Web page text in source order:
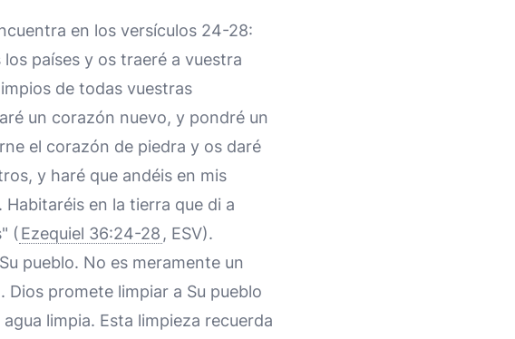
en los versículos 24-28:
países y os traeré a vuestra
de todas vuestras
un corazón nuevo, y pondré un
el corazón de piedra y os daré
y haré que andéis en mis
en la tierra que di a
( Ezequiel 36:24-28 , ESV).
pueblo. No es meramente un
promete limpiar a Su pueblo
limpia. Esta limpieza recuerda